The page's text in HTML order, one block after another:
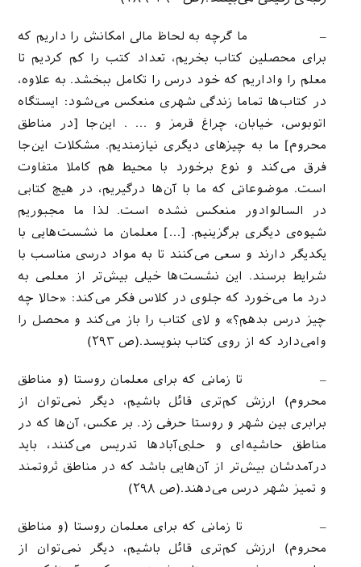
– ما گرچه به لحاظ مالی امکانش را داریم که
برای محصلین کتاب بخریم، تعداد کتب را کم کردیم تا
معلم را واداریم که خود درس را تکامل ببخشد. به علاوه،
در کتاب‌ها تماما زندگی شهری منعکس می‌شود: ایستگاه
اتوبوس، خیابان، چراغ قرمز و … . این‌جا [در مناطق
محروم] ما به چیزهای دیگری نیازمندیم. مشکلات این‌جا
فرق می‌کند و نوع برخورد با محیط هم کاملا متفاوت
است. موضوعاتی که ما با آن‌ها درگیریم، در هیچ کتابی
در السالوادور منعکس نشده است. لذا ما مجبوریم
شیوه‌ی دیگری برگزینیم. […] معلمان ما نشست‌هایی با
یکدیگر دارند و سعی می‌کنند تا به مواد درسی مناسب با
شرایط برسند. این نشست‌ها خیلی بیش‌تر از معلمی به
درد ما می‌خورد که جلوی در کلاس فکر می‌کند: «حالا چه
چیز درس بدهم؟» و لای کتاب را باز می‌کند و محصل را
وامی‌دارد که از روی کتاب بنویسد.(ص ۲۹۳)
– تا زمانی که برای معلمان روستا (و مناطق
محروم) ارزش کم‌تری قائل باشیم، دیگر نمی‌توان از
برابری بین شهر و روستا حرفی زد. بر عکس، آ‌ن‌ها که در
مناطق حاشیه‌ای و حلبی‌آبادها تدریس می‌کنند، باید
درآمدشان بیش‌تر از آن‌هایی باشد که در مناطق ثروتمند
و تمیز شهر درس می‌دهند.(ص ۲۹۸)
– تا زمانی که برای معلمان روستا (و مناطق
محروم) ارزش کم‌تری قائل باشیم، دیگر نمی‌توان از